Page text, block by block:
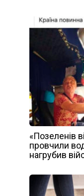
«Позеленів
провчили
нагрубив